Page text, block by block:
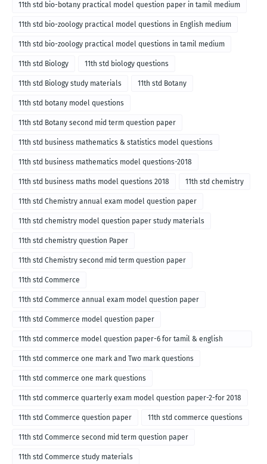
11th std bio-botany practical model question paper in tamil medium
11th std bio-zoology practical model questions in English medium
11th std bio-zoology practical model questions in tamil medium
11th std Biology 11th std biology questions
11th std Biology study materials 11th std Botany
11th std botany model questions
11th std Botany second mid term question paper
11th std business mathematics & statistics model questions
11th std business mathematics model questions-2018
11th std business maths model questions 2018 11th std chemistry
11th std Chemistry annual exam model question paper
11th std chemistry model question paper study materials
11th std chemistry question Paper
11th std Chemistry second mid term question paper
11th std Commerce
11th std Commerce annual exam model question paper
11th std Commerce model question paper
11th std commerce model question paper-6 for tamil & english
medium
11th std commerce one mark and Two mark questions
11th std commerce one mark questions
11th std commerce quarterly exam model question paper-2-for 2018
11th std Commerce question paper 11th std commerce questions
11th std Commerce second mid term question paper
11th std Commerce study materials